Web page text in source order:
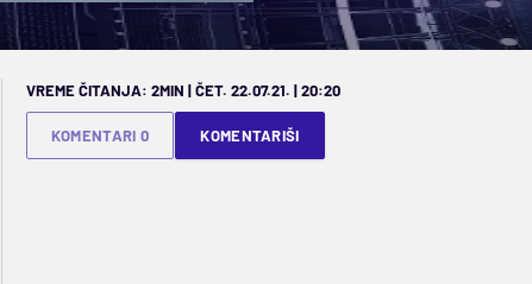
VREME ČITANJA: 2MIN | ČET. 22.07.21. | 20:20
KOMENTARI 0 KOMENTARIŠI